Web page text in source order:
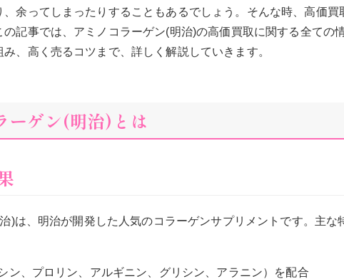
、余ってしまったりすることもあるでしょう。そんな時、高価買
の記事では、アミノコラーゲン(明治)の高価買取に関する全ての
、高く売るコツまで、詳しく解説していきます。
ーゲン(明治)とは
)は、明治が開発した人気のコラーゲンサプリメントです。主な
ン、プロリン、アルギニン、グリシン、アラニン）を配合